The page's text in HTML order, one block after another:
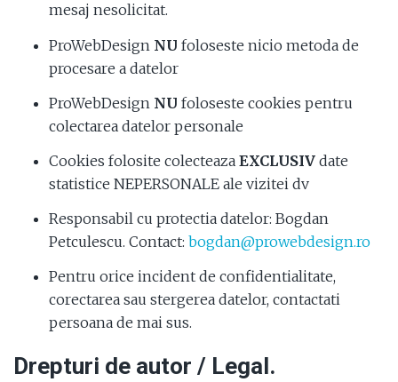
mesaj nesolicitat.
ProWebDesign NU foloseste nicio metoda de
procesare a datelor
ProWebDesign NU foloseste cookies pentru
colectarea datelor personale
Cookies folosite colecteaza EXCLUSIV date
statistice NEPERSONALE ale vizitei dv
Responsabil cu protectia datelor: Bogdan
Petculescu. Contact: bogdan@prowebdesign.ro
Pentru orice incident de confidentialitate,
corectarea sau stergerea datelor, contactati
persoana de mai sus.
Drepturi de autor / Legal.